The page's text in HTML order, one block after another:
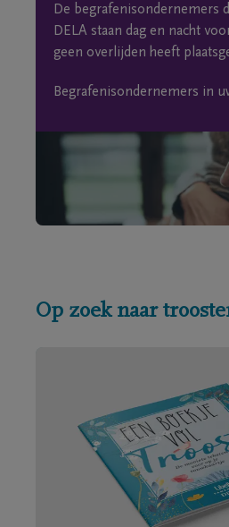
De begrafenisondernemers
DELA staan dag en nacht
geen overlijden heeft
Begrafenisondernemers in
Op zoek naar